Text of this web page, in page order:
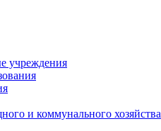
учреждения
и коммунального хозяйства